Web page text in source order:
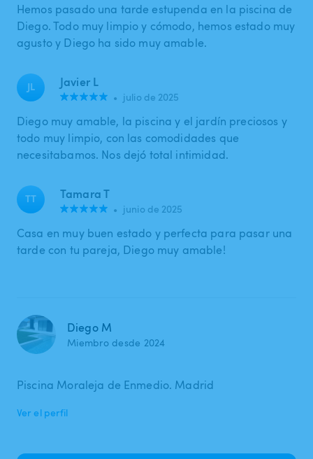
Hemos pasado una tarde estupenda en la piscina de
Diego. Todo muy limpio y cómodo, hemos estado muy
agusto y Diego ha sido muy amable.
JL Javier L
• julio de 2025
Diego muy amable, la piscina y el jardín preciosos y
todo muy limpio, con las comodidades que
necesitabamos. Nos dejó total intimidad.
TT Tamara T
• junio de 2025
Casa en muy buen estado y perfecta para pasar una
tarde con tu pareja, Diego muy amable!
Diego M
Miembro desde 2024
Piscina Moraleja de Enmedio. Madrid
Ver el perfil